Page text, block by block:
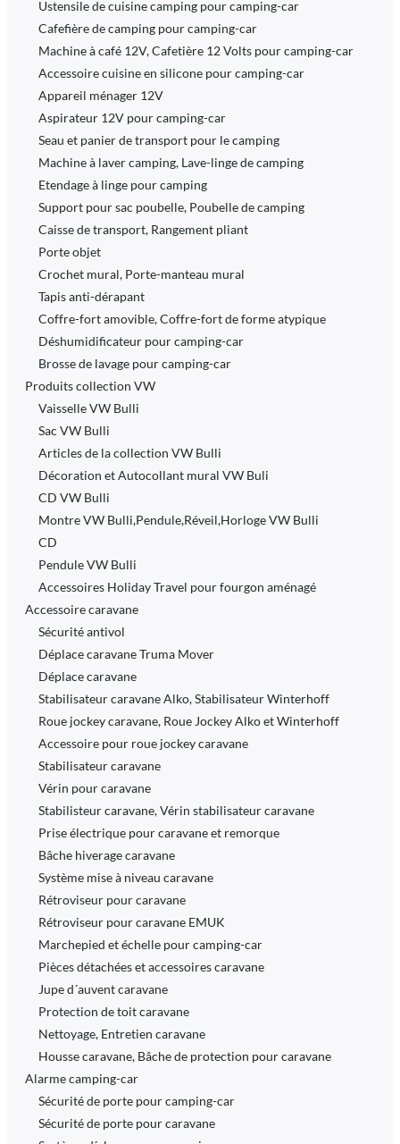
Ustensile de cuisine camping pour camping-car
Cafefière de camping pour camping-car
Machine à café 12V, Cafetière 12 Volts pour camping-car
Accessoire cuisine en silicone pour camping-car
Appareil ménager 12V
Aspirateur 12V pour camping-car
Seau et panier de transport pour le camping
Machine à laver camping, Lave-linge de camping
Etendage à linge pour camping
Support pour sac poubelle, Poubelle de camping
Caisse de transport, Rangement pliant
Porte objet
Crochet mural, Porte-manteau mural
Tapis anti-dérapant
Coffre-fort amovible, Coffre-fort de forme atypique
Déshumidificateur pour camping-car
Brosse de lavage pour camping-car
Produits collection VW
Vaisselle VW Bulli
Sac VW Bulli
Articles de la collection VW Bulli
Décoration et Autocollant mural VW Buli
CD VW Bulli
Montre VW Bulli,Pendule,Réveil,Horloge VW Bulli
CD
Pendule VW Bulli
Accessoires Holiday Travel pour fourgon aménagé
Accessoire caravane
Sécurité antivol
Déplace caravane Truma Mover
Déplace caravane
Stabilisateur caravane Alko, Stabilisateur Winterhoff
Roue jockey caravane, Roue Jockey Alko et Winterhoff
Accessoire pour roue jockey caravane
Stabilisateur caravane
Vérin pour caravane
Stabilisteur caravane, Vérin stabilisateur caravane
Prise électrique pour caravane et remorque
Bâche hiverage caravane
Système mise à niveau caravane
Rétroviseur pour caravane
Rétroviseur pour caravane EMUK
Marchepied et échelle pour camping-car
Pièces détachées et accessoires caravane
Jupe d´auvent caravane
Protection de toit caravane
Nettoyage, Entretien caravane
Housse caravane, Bâche de protection pour caravane
Alarme camping-car
Sécurité de porte pour camping-car
Sécurité de porte pour caravane